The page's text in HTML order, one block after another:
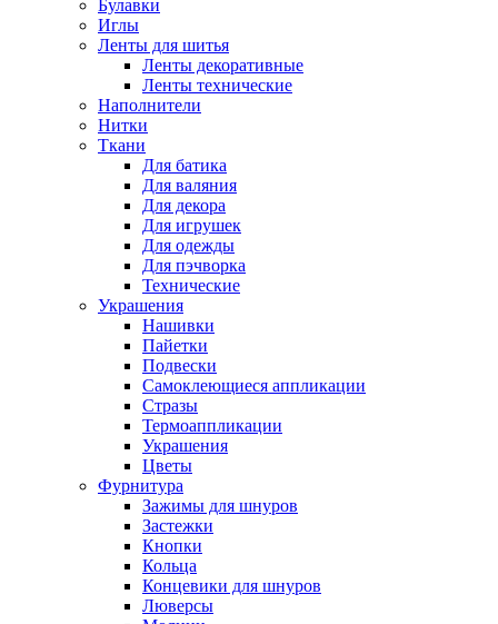
Булавки
Иглы
Ленты для шитья
Ленты декоративные
Ленты технические
Наполнители
Нитки
Ткани
Для батика
Для валяния
Для декора
Для игрушек
Для одежды
Для пэчворка
Технические
Украшения
Нашивки
Пайетки
Подвески
Самоклеющиеся аппликации
Стразы
Термоаппликации
Украшения
Цветы
Фурнитура
Зажимы для шнуров
Застежки
Кнопки
Кольца
Концевики для шнуров
Люверсы